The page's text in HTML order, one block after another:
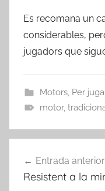
Es recomana un
considerables,
jugadors que
Motors, Per
motor,
d'entrades
Entrada anterior
Resistent a la